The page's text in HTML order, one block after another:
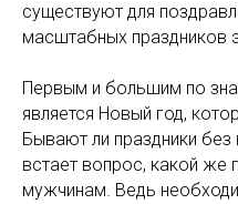
существуют для
масштабных праздников
Первым и большим по
является Новый год,
Бывают ли праздники
встает вопрос, какой же
мужчинам. Ведь